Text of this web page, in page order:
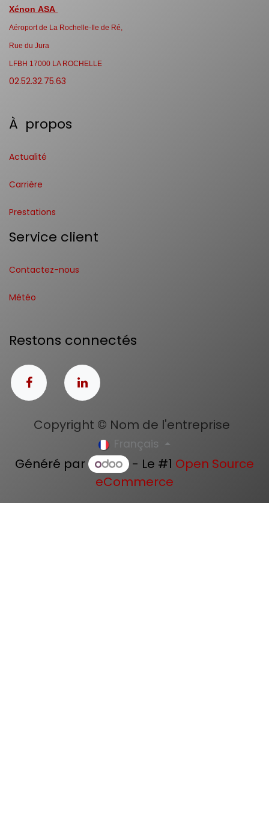
Xénon ASA
Aéroport de La Rochelle-Ile de Ré,
Rue du Jura
LFBH 17000 LA ROCHELLE
02.52.32.75.63
À propos
Actualité
Carrière
Prestations
Service client
Contactez-nous
Météo
Restons connectés
Copyright © Nom de l'entreprise
Français
Généré par - Le #1 Open Source
eCommerce